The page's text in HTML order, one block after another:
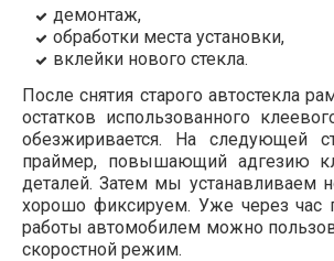
демонтаж,
обработки места установки,
вклейки нового стекла.
После снятия старого автостекла
остатков использованного
обезжиривается. На следующей
праймер, повышающий адгезию
деталей. Затем мы устанавливаем
хорошо фиксируем. Уже через час
работы автомобилем можно
скоростной режим.